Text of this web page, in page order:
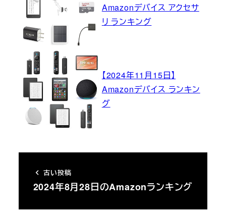
Amazonデバイス アクセサ
リ ランキング
【2024年11月15日】
Amazonデバイス ランキン
グ
古い投稿
2024年8月28日のAmazonランキング